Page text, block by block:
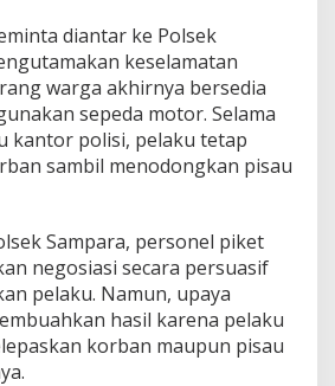
diantar ke Polsek
keselamatan
warga akhirnya bersedia
sepeda motor. Selama
kantor polisi, pelaku tetap
sambil menodongkan pisau
Sampara, personel piket
negosiasi secara persuasif
pelaku. Namun, upaya
hasil karena pelaku
korban maupun pisau